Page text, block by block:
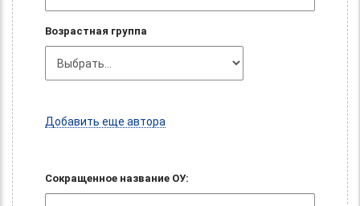
Возрастная группа
Добавить еще автора
Сокращенное название ОУ: